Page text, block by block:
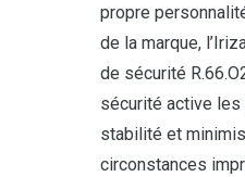
propre
de la marque,
de sécurité
sécurité active les
stabilité et
circonstances